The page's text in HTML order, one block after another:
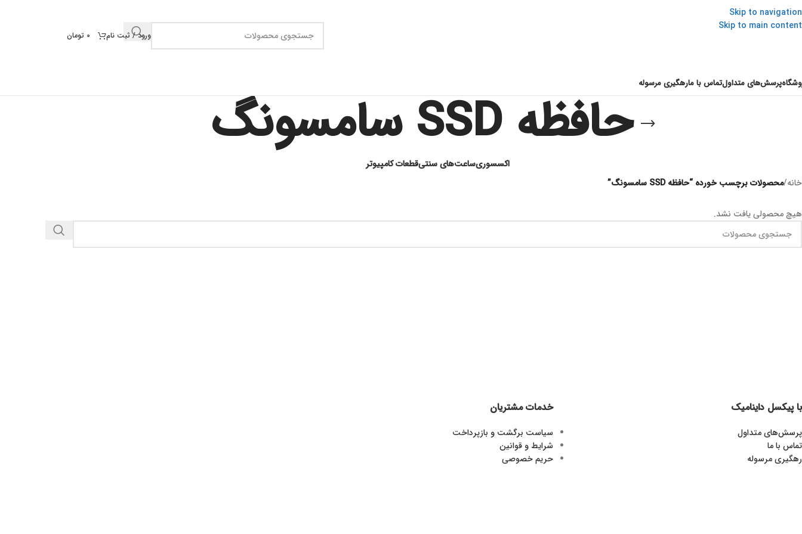
Skip to navigation
Skip to main content
ورود / ثبت نام 0 تومان
پرسش‌های متداولتماس با مارهگیری مرسوله
حافظه SSD سامسونگ
اکسسوریساعت‌های سنتیقطعات کامپیوتر
خانه/محصولات برچسب خورده “حافظه SSD سامسونگ”
هیچ محصولی یافت نشد.
با پیکسل داینامیک
پرسش‌های متداول
تماس با ما
رهگیری مرسوله
خدمات مشتریان
سیاست برگشت و بازپرداخت
شرایط و قوانین
حریم خصوصی